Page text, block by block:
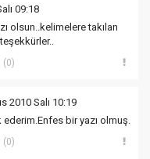
09:18
olsun..kelimelere takılan
(0)
2010 Salı 10:19
ederim.Enfes bir yazı olmuş.
(0)